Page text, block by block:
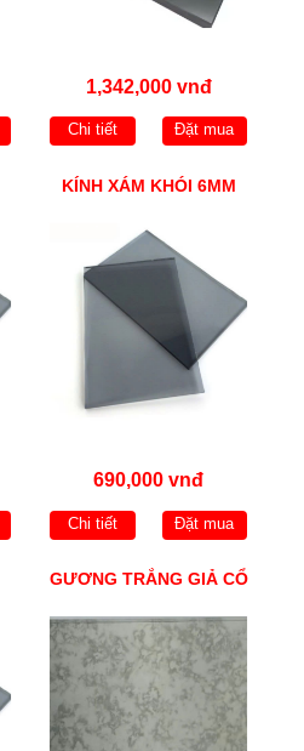
1,342,000 vnđ
Chi tiết Đặt mua
KÍNH XÁM KHÓI 6MM
690,000 vnđ
Chi tiết Đặt mua
GƯƠNG TRẮNG GIẢ CỔ